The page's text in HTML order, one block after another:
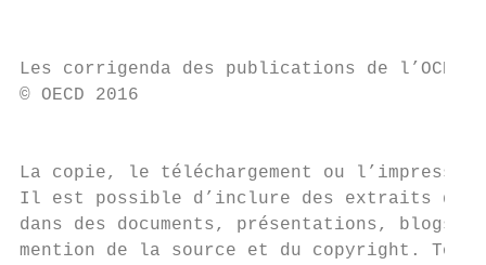
Les corrigenda des publications de
© OECD 2016
La copie, le téléchargement ou
Il est possible d’inclure des extraits de
dans des documents, présentations,
mention de la source et du copyright.